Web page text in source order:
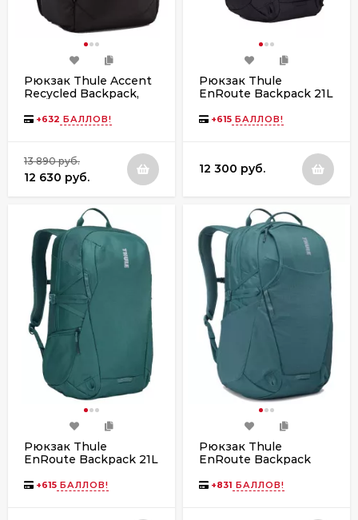
Рюкзак Thule Accent
Recycled Backpack,
+632 БАЛЛОВ!
13 890 руб.
12 630 руб.
Рюкзак Thule
EnRoute Backpack 21L
+615 БАЛЛОВ!
12 300 руб.
Рюкзак Thule
EnRoute Backpack 21L
Green
+615 БАЛЛОВ!
Рюкзак Thule
EnRoute Backpack
Green
+831 БАЛЛОВ!